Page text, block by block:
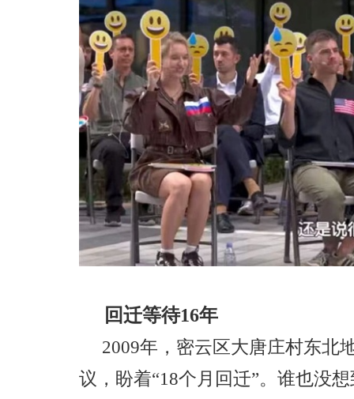
回迁等待16年
2009年，密云区大唐庄村东北
议，盼着“18个月回迁”。谁也没